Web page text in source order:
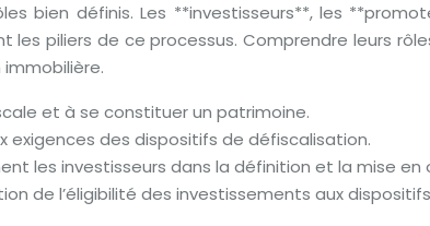
bien définis. Les **investisseurs**, les
piliers de ce processus. Comprendre leurs
et à se constituer un patrimoine.
exigences des dispositifs de défiscalisation.
les investisseurs dans la définition et la mise
de l’éligibilité des investissements aux